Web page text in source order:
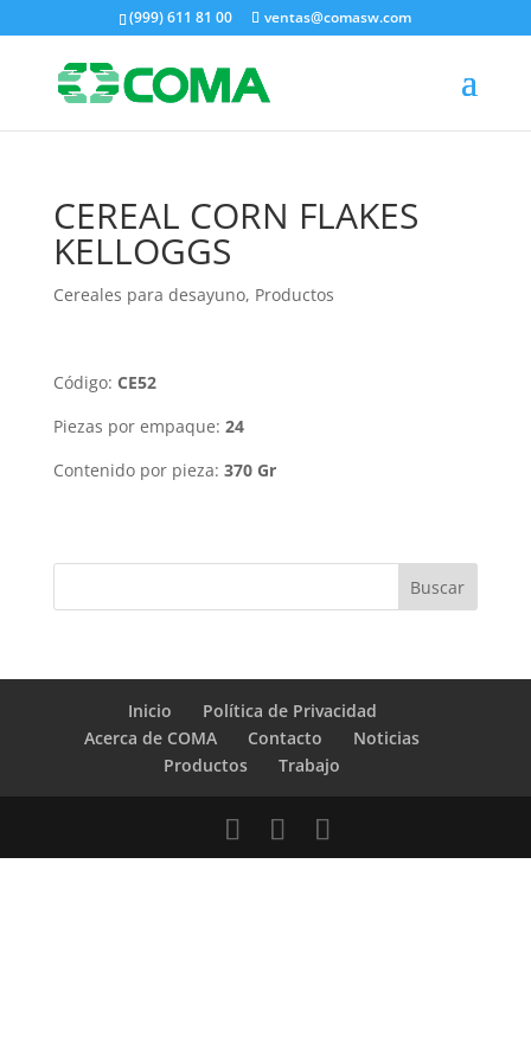
(999) 611 81 00 ventas@comasw.com
CEREAL CORN FLAKES
KELLOGGS
Cereales para desayuno, Productos
Código: CE52
Piezas por empaque: 24
Contenido por pieza: 370 Gr
Inicio
Política de Privacidad
Acerca de COMA
Contacto
Noticias
Productos
Trabajo